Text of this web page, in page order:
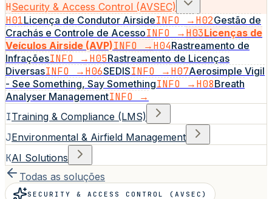
HSecurity & Access Control (AVSEC)
H01Licença de Condutor AirsideINFO →H02Gestão de
Crachás e Controle de AcessoINFO →H03Licenças de
Veículos Airside (AVP)INFO →H04Rastreamento de
InfraçõesINFO →H05Rastreamento de Licenças
DiversasINFO →H06SEDISINFO →H07Aerosimple Vigil
- See Something, Say SomethingINFO →H08Breath
Analyser ManagementINFO →
ITraining & Compliance (LMS)
JEnvironmental & Airfield Management
KAI Solutions
Todas as soluções
SECURITY & ACCESS CONTROL (AVSEC)